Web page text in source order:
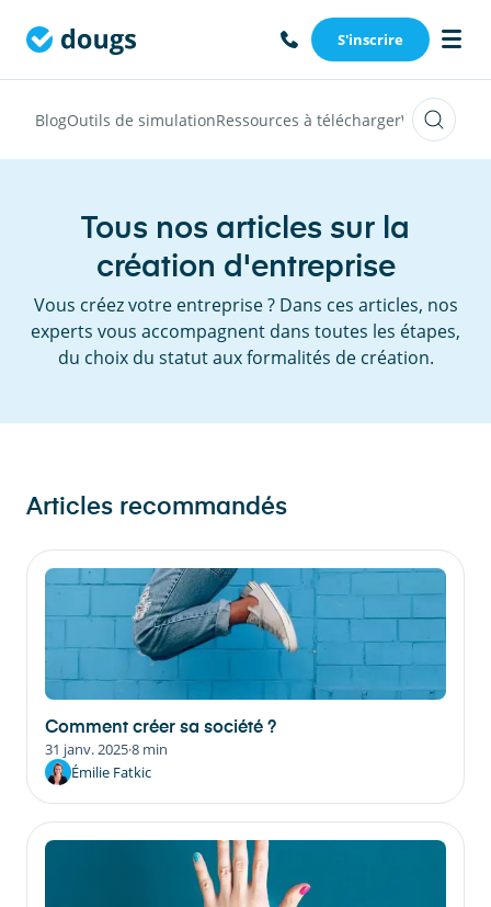
S'inscrire
BlogOutils de simulationRessources à téléchargerWebinars
Tous nos articles sur la
création d'entreprise
Vous créez votre entreprise ? Dans ces articles, nos
experts vous accompagnent dans toutes les étapes,
du choix du statut aux formalités de création.
Articles recommandés
Comment créer sa société ?
31 janv. 2025·8 min
Émilie Fatkic